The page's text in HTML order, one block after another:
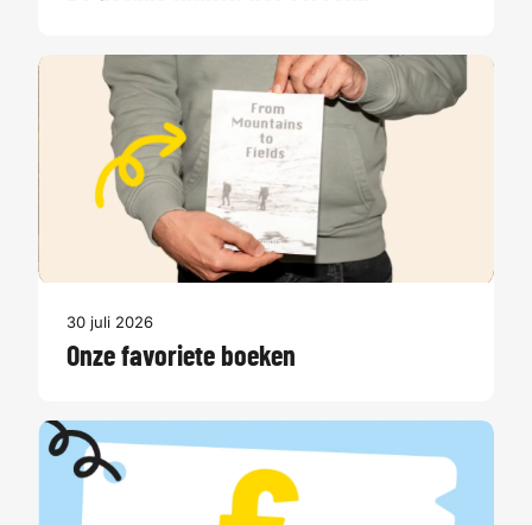
30 juli 2026
Onze favoriete boeken